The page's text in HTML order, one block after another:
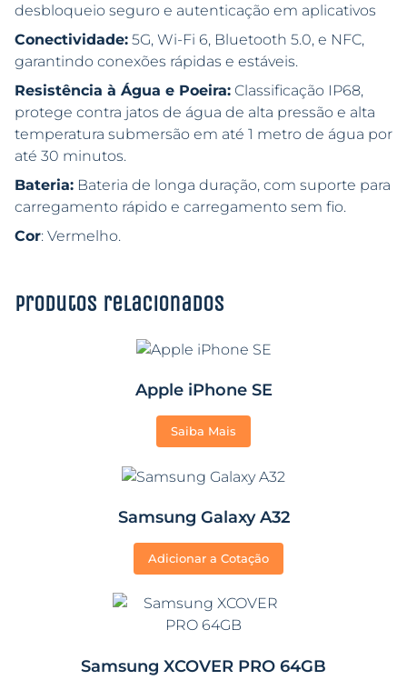
desbloqueio seguro e autenticação em aplicativos
Conectividade: 5G, Wi-Fi 6, Bluetooth 5.0, e NFC,
garantindo conexões rápidas e estáveis.
Resistência à Água e Poeira: Classificação IP68,
protege contra jatos de água de alta pressão e alta
temperatura submersão em até 1 metro de água por
até 30 minutos.
Bateria: Bateria de longa duração, com suporte para
carregamento rápido e carregamento sem fio.
Cor: Vermelho.
Produtos relacionados
Apple iPhone SE
Saiba Mais
Samsung Galaxy A32
Adicionar a Cotação
Samsung XCOVER PRO 64GB